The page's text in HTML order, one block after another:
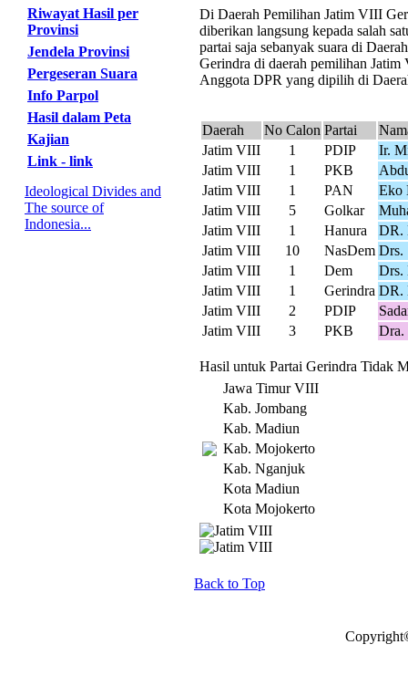
Riwayat Hasil per
Provinsi
Jendela Provinsi
Pergeseran Suara
Info Parpol
Hasil dalam Peta
Kajian
Link - link
Ideological Divides and
The source of
Indonesia...
Di Daerah Pemilihan Jatim VIII
diberikan langsung kepada salah
partai saja sebanyak suara di
Gerindra di daerah pemilihan
Anggota DPR yang dipilih di
Daerah No Calon Partai
Jatim VIII
1 PDIP
Ir.
Jatim VIII
1 PKB
Jatim VIII
1 PAN
Eko
Jatim VIII
5 Golkar
Jatim VIII
1 Hanura
DR.
Jatim VIII
10 NasDem Drs.
Jatim VIII
1 Dem
Drs.
Jatim VIII
1 Gerindra DR.
Jatim VIII
2 PDIP
Jatim VIII
3 PKB Dra.
Hasil untuk Partai Gerindra Tidak
Jawa Timur VIII
Kab. Jombang
Kab. Madiun
Kab. Mojokerto
Kab. Nganjuk
Kota Madiun
Kota Mojokerto
Back to Top